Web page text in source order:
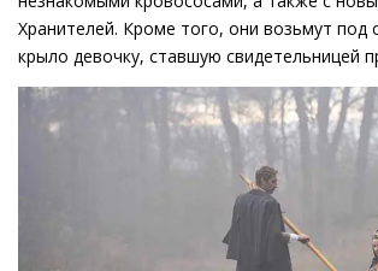
Хранителей. Кроме того, они возьмут под
крыло девочку, ставшую свидетельницей